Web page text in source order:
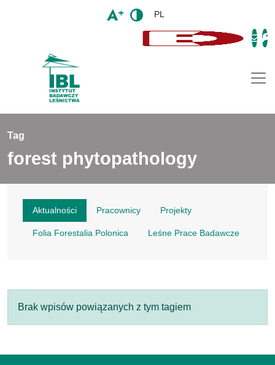
PL
Tag
forest phytopathology
Aktualności Pracownicy Projekty
Folia Forestalia Polonica Leśne Prace Badawcze
Brak wpisów powiązanych z tym tagiem